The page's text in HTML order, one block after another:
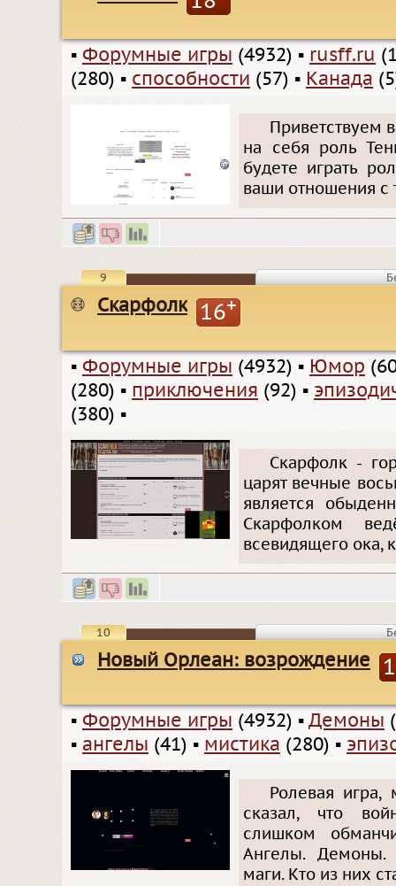
▪ Форумные игры (4932) ▪ rusff.ru
(280) ▪ способности (57) ▪ Канада
Приветствуем
на себя роль
будете играть
ваши отношения с
9
Скарфолк 16+
▪ Форумные игры (4932) ▪ Юмор
(280) ▪ приключения (92) ▪
(380) ▪
Скарфолк -
царят вечные
является
Скарфолком
всевидящего ока,
10
Новый Орлеан: возрождение
▪ Форумные игры (4932) ▪ Демоны
▪ ангелы (41) ▪ мистика (280) ▪
Ролевая игра,
сказал, что
слишком
Ангелы. Демоны.
маги. Кто из них